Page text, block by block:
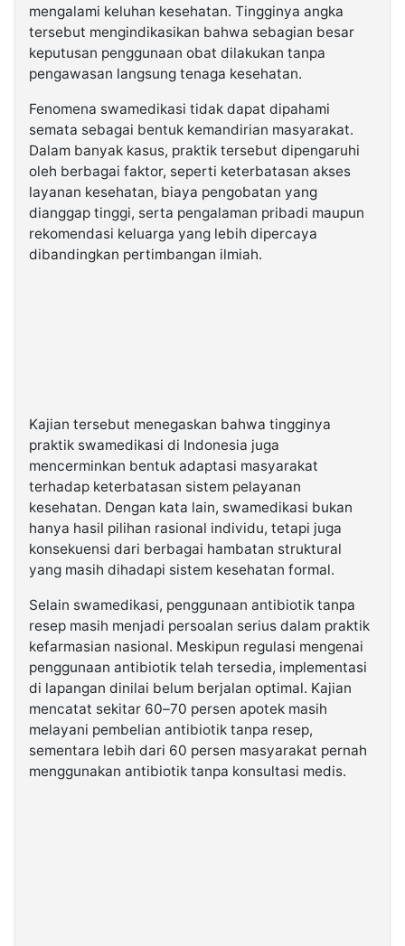
mengalami keluhan kesehatan. Tingginya angka
tersebut mengindikasikan bahwa sebagian besar
keputusan penggunaan obat dilakukan tanpa
pengawasan langsung tenaga kesehatan.
Fenomena swamedikasi tidak dapat dipahami
semata sebagai bentuk kemandirian masyarakat.
Dalam banyak kasus, praktik tersebut dipengaruhi
oleh berbagai faktor, seperti keterbatasan akses
layanan kesehatan, biaya pengobatan yang
dianggap tinggi, serta pengalaman pribadi maupun
rekomendasi keluarga yang lebih dipercaya
dibandingkan pertimbangan ilmiah.
Kajian tersebut menegaskan bahwa tingginya
praktik swamedikasi di Indonesia juga
mencerminkan bentuk adaptasi masyarakat
terhadap keterbatasan sistem pelayanan
kesehatan. Dengan kata lain, swamedikasi bukan
hanya hasil pilihan rasional individu, tetapi juga
konsekuensi dari berbagai hambatan struktural
yang masih dihadapi sistem kesehatan formal.
Selain swamedikasi, penggunaan antibiotik tanpa
resep masih menjadi persoalan serius dalam praktik
kefarmasian nasional. Meskipun regulasi mengenai
penggunaan antibiotik telah tersedia, implementasi
di lapangan dinilai belum berjalan optimal. Kajian
mencatat sekitar 60–70 persen apotek masih
melayani pembelian antibiotik tanpa resep,
sementara lebih dari 60 persen masyarakat pernah
menggunakan antibiotik tanpa konsultasi medis.